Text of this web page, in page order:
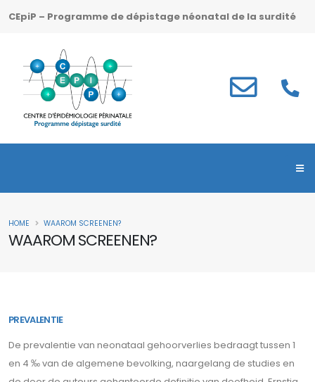
CEpiP – Programme de dépistage néonatal de la surdité
WAAROM SCREENEN?
HOME WAAROM SCREENEN?
PREVALENTIE
De prevalentie van neonataal gehoorverlies bedraagt tussen 1
en 4 ‰ van de algemene bevolking, naargelang de studies en